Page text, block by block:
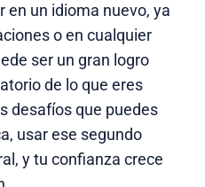
en un idioma nuevo, ya
o en cualquier
ser un gran logro
de lo que eres
desafíos que puedes
usar ese segundo
y tu confianza crece